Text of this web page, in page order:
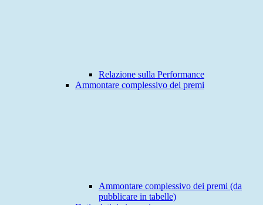
Relazione sulla Performance
Ammontare complessivo dei premi
Ammontare complessivo dei premi (da
pubblicare in tabelle)